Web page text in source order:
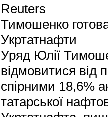
Reuters
Тимошенко
Укртатнафти
Уряд Юлії
відмовитися від
спірними 18,6%
татарської